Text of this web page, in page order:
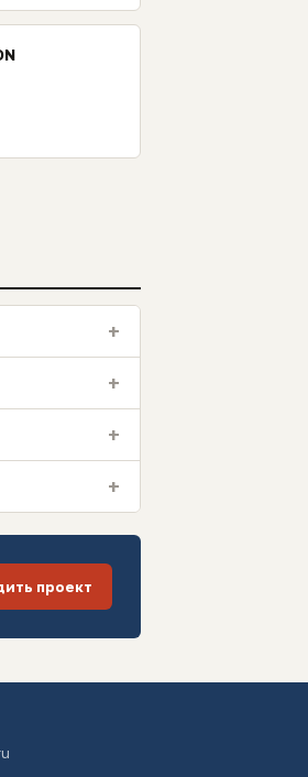
+
+
+
+
проект